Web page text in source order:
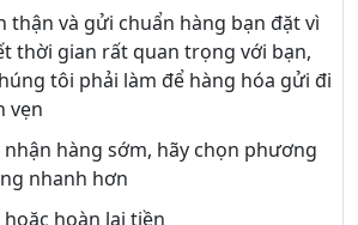
thận và gửi chuẩn hàng bạn đặt vì
thời gian rất quan trọng với bạn,
tôi phải làm để hàng hóa gửi đi
vẹn
nhận hàng sớm, hãy chọn phương
nhanh hơn
hoàn lại tiền